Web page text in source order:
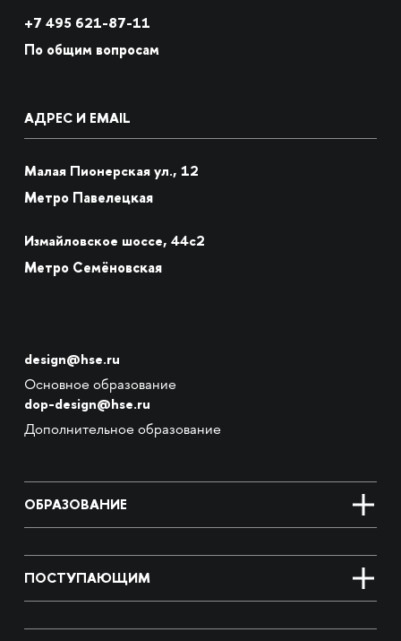
+7 495 621-87-11
По общим вопросам
АДРЕС И EMAIL
Малая Пионерская ул., 12
Метро Павелецкая
Измайловское шоссе, 44с2
Метро Семёновская
design@hse.ru
Основное образование
dop-design@hse.ru
Дополнительное образование
ОБРАЗОВАНИЕ
ПОСТУПАЮЩИМ